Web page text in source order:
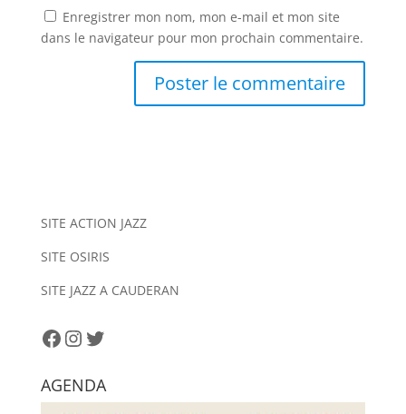
Enregistrer mon nom, mon e-mail et mon site
dans le navigateur pour mon prochain commentaire.
n
t
i
:
SITE ACTION JAZZ
SITE OSIRIS
SITE JAZZ A CAUDERAN
Facebook
Instagram
Twitter
AGENDA